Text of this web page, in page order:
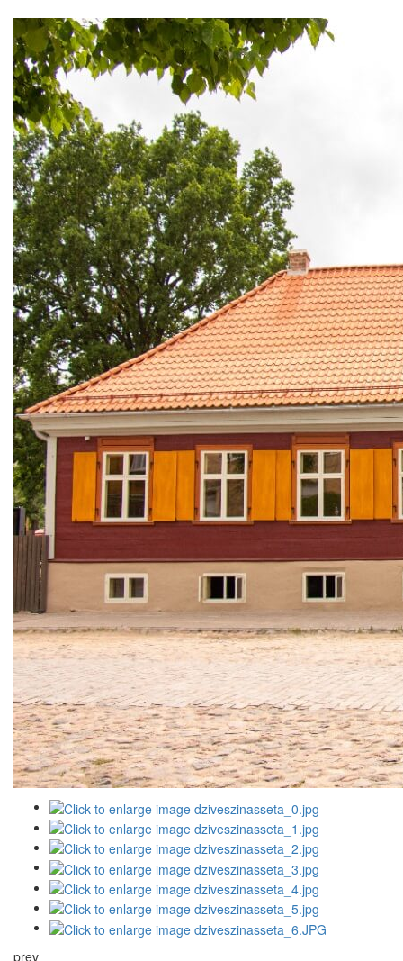
prev